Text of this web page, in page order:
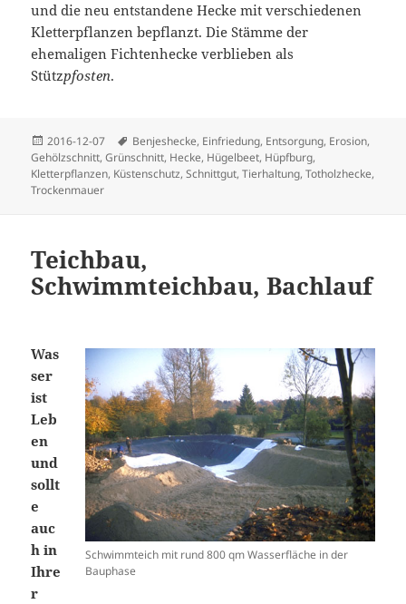
und die neu entstandene Hecke mit verschiedenen
Kletterpflanzen bepflanzt. Die Stämme der
ehemaligen Fichtenhecke verblieben als
Stützpfosten.
Veröffentlicht
am
2016-12-07 Schlagwörter
Benjeshecke, Einfriedung, Entsorgung, Erosion,
Gehölzschnitt,Grünschnitt, Hecke, Hügelbeet, Hüpfburg,
Kletterpflanzen, Küstenschutz,Schnittgut,Tierhaltung,Totholzhecke,
Trockenmauer
Teichbau,
Schwimmteichbau, Bachlauf
Schwimmteich mit rund 800 qm Wasserfläche in der
Bauphase
Was
ser
ist
Leb
en
und
sollt
e
auc
h in
Ihre
r